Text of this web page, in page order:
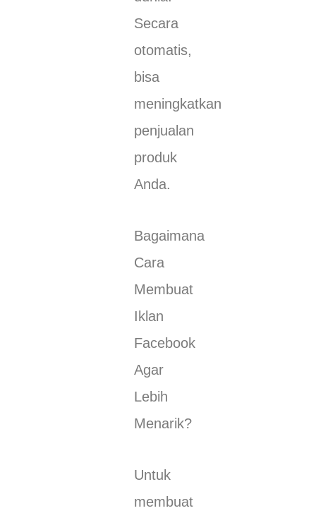
Secara
otomatis,
bisa
meningkatkan
penjualan
produk
Anda.
Bagaimana
Cara
Membuat
Iklan
Facebook
Agar
Lebih
Menarik?
Untuk
membuat